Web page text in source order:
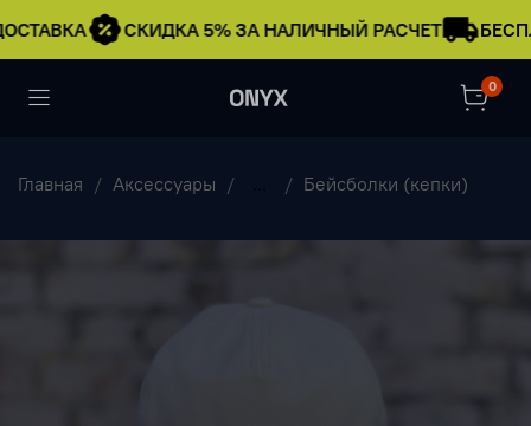
СКИДКА 5% ЗА НАЛИЧНЫЙ РАСЧЕТ
0
Главная Аксессуары Бейсболки (кепки)